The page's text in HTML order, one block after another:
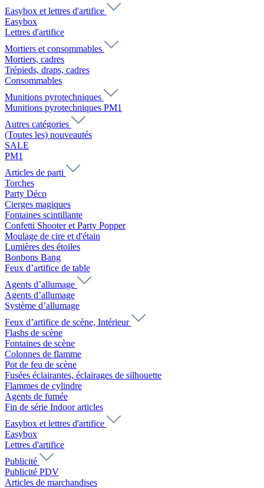
Easybox et lettres d'artifice
Easybox
Lettres d'artifice
Mortiers et consommables
Mortiers, cadres
Trépieds, draps, cadres
Consommables
Munitions pyrotechniques
Munitions pyrotechniques PM1
Autres catégories
(Toutes les) nouveautés
SALE
PM1
Articles de parti
Torches
Party Déco
Cierges magiques
Fontaines scintillante
Confetti Shooter et Party Popper
Moulage de cire et d'étain
Lumières des étoiles
Bonbons Bang
Feux d’artifice de table
Agents d’allumage
Agents d’allumage
Système d’allumage
Feux d’artifice de scène, Intérieur
Flashs de scène
Fontaines de scène
Colonnes de flamme
Pot de feu de scène
Fusées éclairantes, éclairages de silhouette
Flammes de cylindre
Agents de fumée
Fin de série Indoor articles
Easybox et lettres d'artifice
Easybox
Lettres d'artifice
Publicité
Publicité PDV
Articles de marchandises